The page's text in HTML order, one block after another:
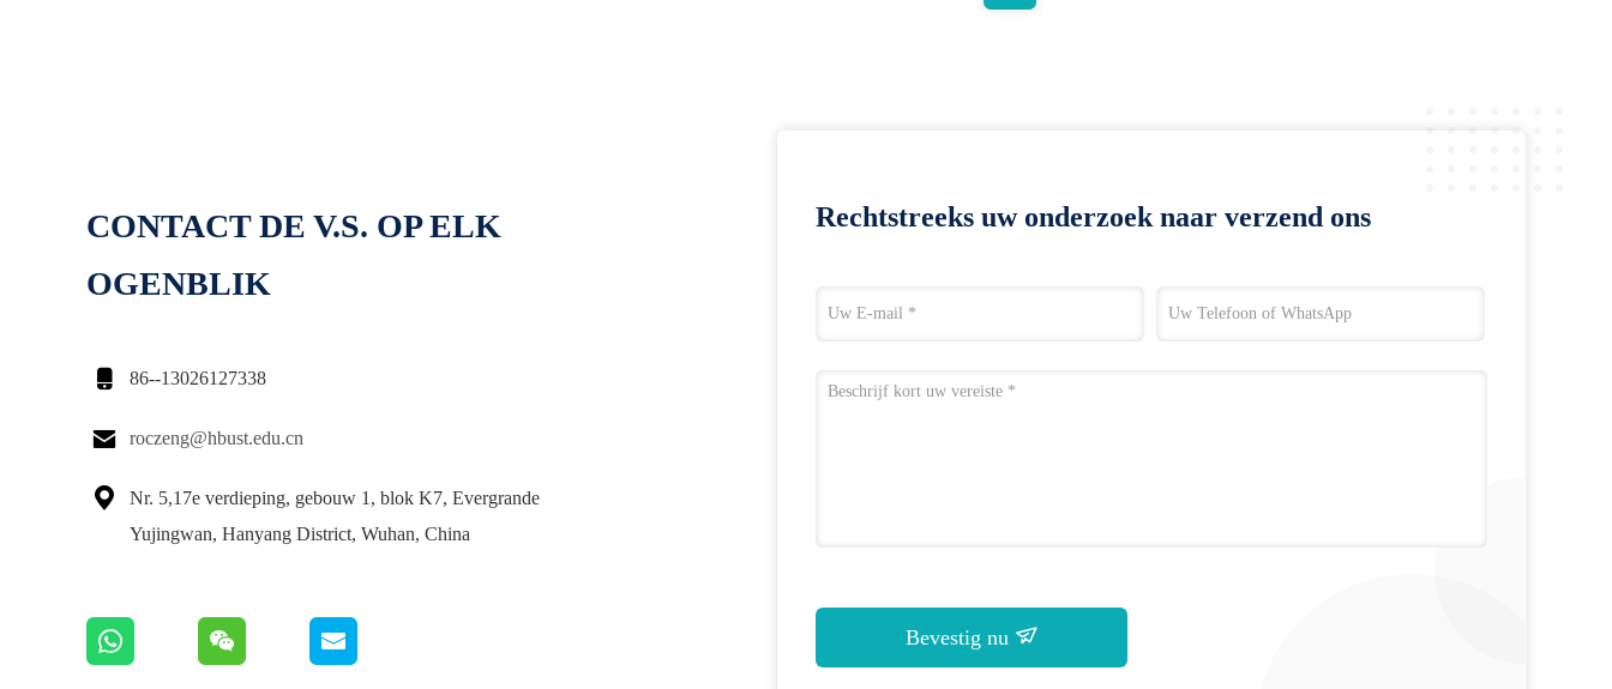
CONTACT DE V.S. OP ELK
OGENBLIK
 86--13026127338
 roczeng@hbust.edu.cn

Nr. 5,17e verdieping, gebouw 1, blok K7, Evergrande
Yujingwan, Hanyang District, Wuhan, China
Rechtstreeks uw onderzoek naar verzend ons
Bevestig nu